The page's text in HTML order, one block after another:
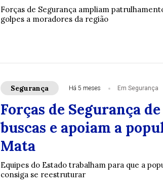
Forças de Segurança ampliam
golpes a moradores da região
Segurança Há 5 meses Em Segurança
Forças de Segurança
buscas e apoiam a
Mata
Equipes do Estado trabalham para que a
consiga se reestruturar